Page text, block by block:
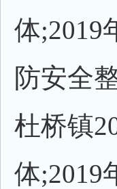
体;2019
防安全
杜桥镇
体;2019